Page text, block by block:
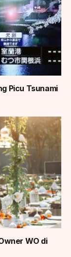
Picu Tsunami
WO di